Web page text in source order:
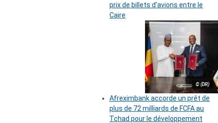
prix de billets d’avions entre le
Caire
© (DR)
Afreximbank accorde un prêt de
plus de 72 milliards de FCFA au
Tchad pour le développement